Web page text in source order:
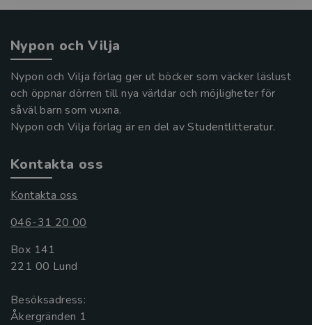
Nypon och Vilja
Nypon och Vilja förlag ger ut böcker som väcker läslust
och öppnar dörren till nya världar och möjligheter för
såväl barn som vuxna.
Nypon och Vilja förlag är en del av Studentlitteratur.
Kontakta oss
Kontakta oss
046-31 20 00
Box 141
221 00 Lund
Besöksadress:
Åkergränden 1